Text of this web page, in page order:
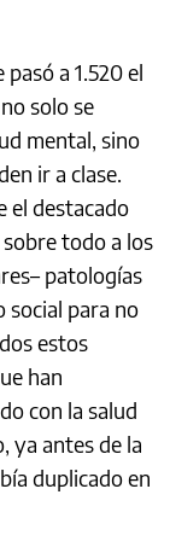
a 1.520 el
solo se
mental, sino
ir a clase.
el destacado
todo a los
patologías
social para no
estos
han
con la salud
ya antes de la
duplicado en